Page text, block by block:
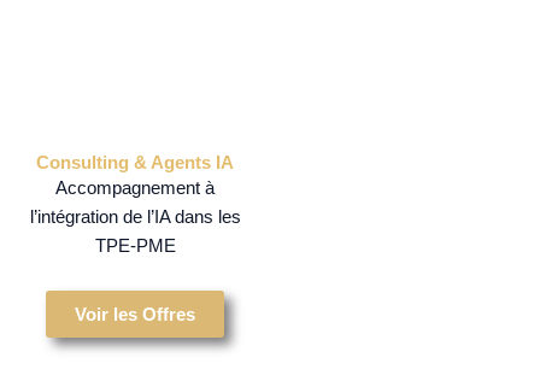
Consulting & Agents IA
Accompagnement à
l’intégration de l’IA dans les
TPE-PME
Voir les Offres